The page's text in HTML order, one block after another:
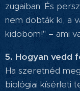
zugaiban. És
nem dobták ki, a
kidobom!" – ami
5. Hogyan vedd
Ha szeretnéd
biológiai kísérleti